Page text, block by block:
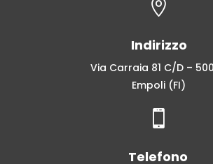

Indirizzo
Via Carraia 81 C/D –
Empoli (FI)

Telefono